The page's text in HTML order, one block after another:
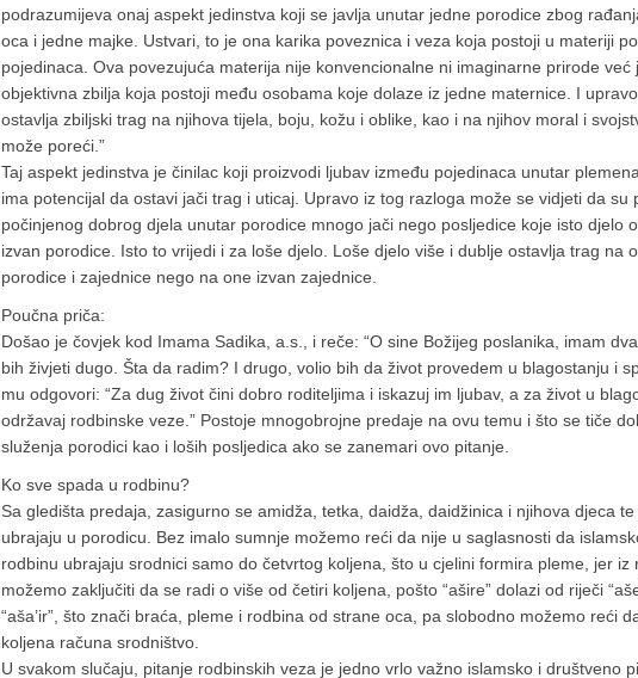
podrazumijeva onaj aspekt jedinstva koji se javlja unutar jedne porodice zbog
oca i jedne majke. Ustvari, to je ona karika poveznica i veza koja postoji u materiji
pojedinaca. Ova povezujuća materija nije konvencionalne ni imaginarne prirode već
objektivna zbilja koja postoji među osobama koje dolaze iz jedne maternice. I
ostavlja zbiljski trag na njihova tijela, boju, kožu i oblike, kao i na njihov moral i
može poreći.”
Taj aspekt jedinstva je činilac koji proizvodi ljubav između pojedinaca unutar
ima potencijal da ostavi jači trag i uticaj. Upravo iz tog razloga može se vidjeti da su
počinjenog dobrog djela unutar porodice mnogo jači nego posljedice koje isto djelo
izvan porodice. Isto to vrijedi i za loše djelo. Loše djelo više i dublje ostavlja trag na
porodice i zajednice nego na one izvan zajednice.
Poučna priča:
Došao je čovjek kod Imama Sadika, a.s., i reče: “O sine Božijeg poslanika, imam
bih živjeti dugo. Šta da radim? I drugo, volio bih da život provedem u blagostanju i
mu odgovori: “Za dug život čini dobro roditeljima i iskazuj im ljubav, a za život u
održavaj rodbinske veze.” Postoje mnogobrojne predaje na ovu temu i što se tiče
služenja porodici kao i loših posljedica ako se zanemari ovo pitanje.
Ko sve spada u rodbinu?
Sa gledišta predaja, zasigurno se amidža, tetka, daidža, daidžinica i njihova djeca
ubrajaju u porodicu. Bez imalo sumnje možemo reći da nije u saglasnosti da
rodbinu ubrajaju srodnici samo do četvrtog koljena, što u cjelini formira pleme, jer iz
možemo zaključiti da se radi o više od četiri koljena, pošto “ašire” dolazi od riječi
“aša’ir”, što znači braća, pleme i rodbina od strane oca, pa slobodno možemo reći
koljena računa srodništvo.
U svakom slučaju, pitanje rodbinskih veza je jedno vrlo važno islamsko i društveno